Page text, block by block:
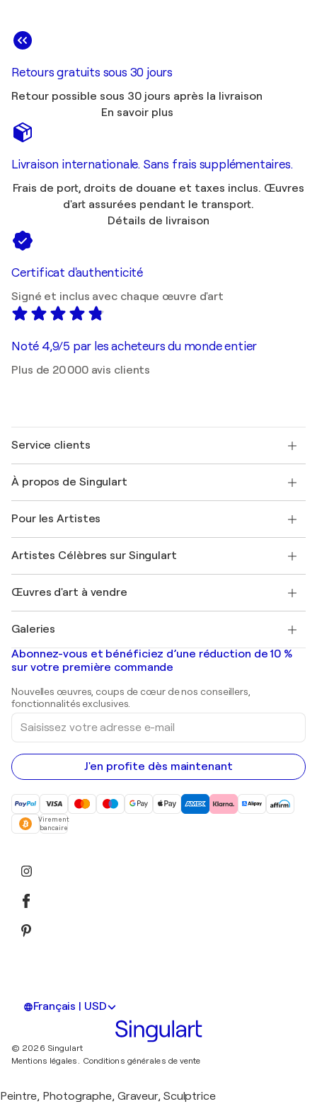
Retours gratuits sous 30 jours
Retour possible sous 30 jours après la livraison
En savoir plus
Livraison internationale. Sans frais supplémentaires.
Frais de port, droits de douane et taxes inclus. Œuvres
d'art assurées pendant le transport.
Détails de livraison
Certificat d'authenticité
Signé et inclus avec chaque œuvre d'art
Noté 4,9/5 par les acheteurs du monde entier
Plus de 20 000 avis clients
Service clients
Expédition
Offrir une carte cadeau
Rejoignez notre programme commercial
Mon compte
+33 1 76 44 06 42
À propos de Singulart
FAQ
Magazine Singulart
Emplois
Découvrez une sélection d'art original
Pour les Artistes
Se connecter en tant qu'Artiste
Artistes Célèbres sur Singulart
Marc Chagall
Banksy
Mr. Brainwash
Shepard Fairey
Œuvres d'art à vendre
Tableaux abstraits à vendre
Peintures de paysage
Estampes
Peintures acryliques
Galeries
Galeries d'art en France
Galeries d'art en Belgique
Abonnez-vous et bénéficiez d’une réduction de 10 %
sur votre première commande
Nouvelles œuvres, coups de cœur de nos conseillers,
fonctionnalités exclusives.
Saisissez
votre
adresse
e-
mail
J'en profite dès maintenant
Virement
bancaire
Français | USD
© 2026 Singulart
Mentions légales. Conditions générales de vente
Peintre, Photographe, Graveur, Sculptrice